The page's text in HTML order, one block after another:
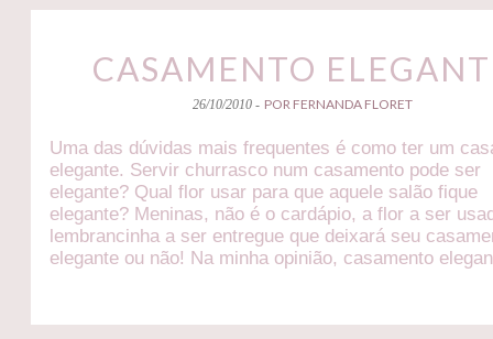
CASAMENTO
26/10/2010 - POR FERNANDA FLORET
Uma das dúvidas mais frequentes é como ter um
elegante. Servir churrasco num casamento pode ser
elegante? Qual flor usar para que aquele salão fique
elegante? Meninas, não é o cardápio, a flor a ser
lembrancinha a ser entregue que deixará seu
elegante ou não! Na minha opinião, casamento